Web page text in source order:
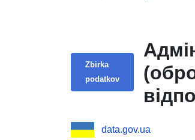
Zbirka
podatkov
data.gov.ua